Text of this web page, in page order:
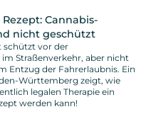
Cannabis-
nicht geschützt
schützt vor der
Straßenverkehr, aber nicht
Entzug der Fahrerlaubnis. Ein
Württemberg zeigt, wie
legalen Therapie ein
werden kann!